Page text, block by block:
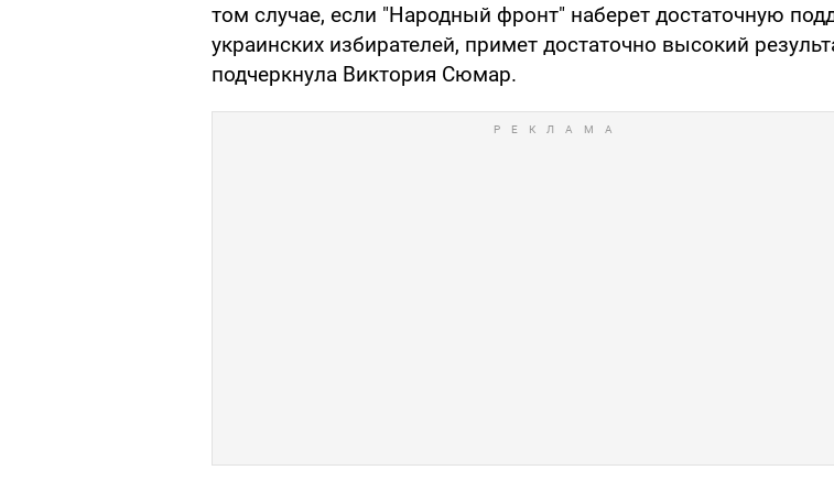
том случае, если "Народный фронт" наберет достаточную
украинских избирателей, примет достаточно высокий
подчеркнула Виктория Сюмар.